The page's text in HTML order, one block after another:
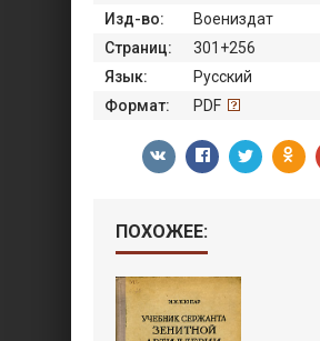
Изд-во:
Воениздат
Страниц:
301+256
Язык:
Русский
Формат:
PDF
ПОХОЖЕЕ: